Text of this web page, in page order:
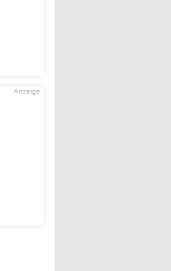
Anzeige